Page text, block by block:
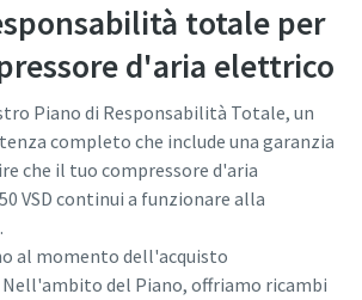
totale per
d'aria elettrico
Piano di Responsabilità Totale, un
completo che include una garanzia
che il tuo compressore d'aria
VSD continui a funzionare alla
al momento dell'acquisto
del Piano, offriamo ricambi